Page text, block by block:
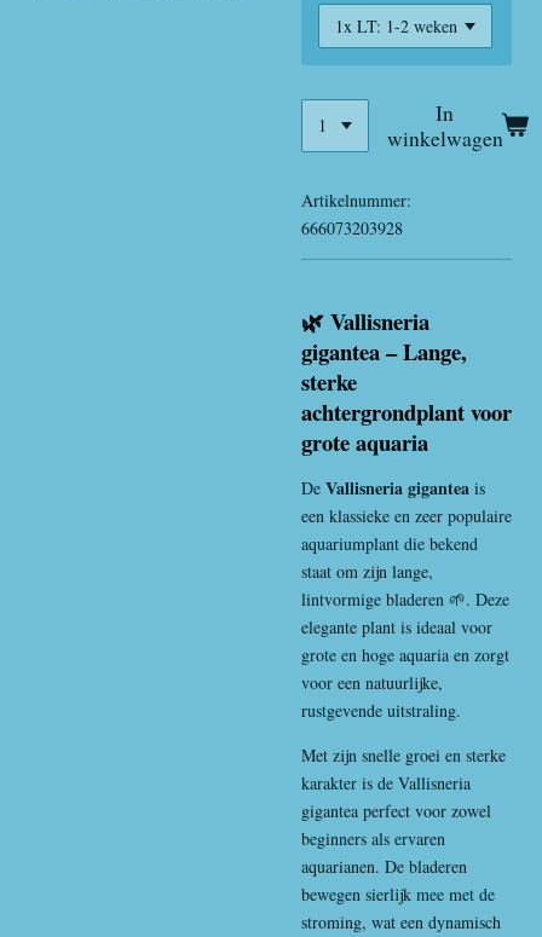
In
winkelwagen
Artikelnummer:
666073203928
🌿 Vallisneria
gigantea – Lange,
sterke
achtergrondplant voor
grote aquaria
De Vallisneria gigantea is
een klassieke en zeer populaire
aquariumplant die bekend
staat om zijn lange,
lintvormige bladeren 🌱. Deze
elegante plant is ideaal voor
grote en hoge aquaria en zorgt
voor een natuurlijke,
rustgevende uitstraling.
Met zijn snelle groei en sterke
karakter is de Vallisneria
gigantea perfect voor zowel
beginners als ervaren
aquarianen. De bladeren
bewegen sierlijk mee met de
stroming, wat een dynamisch